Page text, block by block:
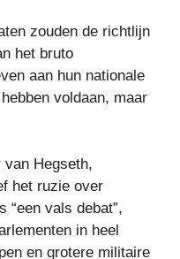
zouden de richtlijn
het bruto
aan hun nationale
voldaan, maar
van Hegseth,
het ruzie over
“een vals debat”,
in heel
en grotere militaire